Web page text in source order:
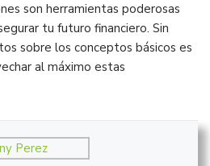
son herramientas poderosas
tu futuro financiero. Sin
sobre los conceptos básicos es
al máximo estas